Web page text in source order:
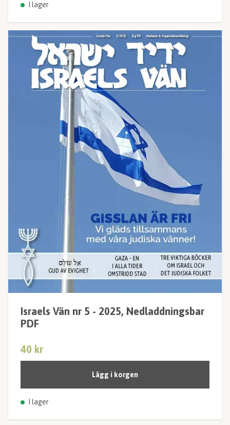
I lager
Israels Vän nr 5 - 2025, Nedladdningsbar
PDF
40 kr
Lägg i korgen
I lager